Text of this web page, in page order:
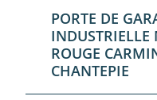
PORTE DE
INDUSTRIELLE
ROUGE
CHANTEPIE